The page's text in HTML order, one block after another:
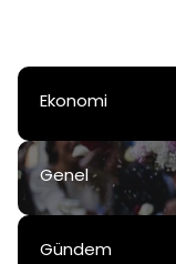
Ekonomi
Genel
Gündem